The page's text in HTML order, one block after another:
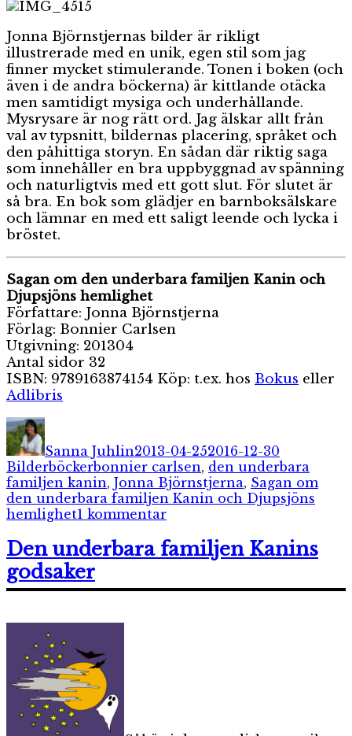
Jonna Björnstjernas bilder är rikligt
illustrerade med en unik, egen stil som jag
finner mycket stimulerande. Tonen i boken (och
även i de andra böckerna) är kittlande otäcka
men samtidigt mysiga och underhållande.
Mysrysare är nog rätt ord. Jag älskar allt från
val av typsnitt, bildernas placering, språket och
den påhittiga storyn. En sådan där riktig saga
som innehåller en bra uppbyggnad av spänning
och naturligtvis med ett gott slut. För slutet är
så bra. En bok som glädjer en barnboksälskare
och lämnar en med ett saligt leende och lycka i
bröstet.
Sagan om den underbara familjen Kanin och
Djupsjöns hemlighet
Författare: Jonna Björnstjerna
Förlag: Bonnier Carlsen
Utgivning: 201304
Antal sidor 32
ISBN: 9789163874154 Köp: t.ex. hos Bokus eller
Adlibris
Författare
Sanna Juhlin2013-04-252016-12-30
BilderböckerEtiketter
bonnier carlsen, den underbara
familjen kanin, Jonna Björnstjerna, Sagan om
den underbara familjen Kanin och Djupsjöns
hemlighet1 kommentartill
om
den
familjen
Den underbara familjen Kanins
godsaker